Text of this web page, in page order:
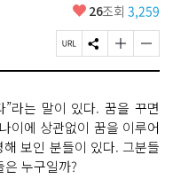
좋
요
26조회 3,259
페
이
R
L
복
사
S
N
유
하
기
글
자
크
게
변
경
글
자
작
게
변
경
라는 말이 있다. 꿈을 꾸면
이에 상관없이 꿈을 이루어
보인 분들이 있다. 그분들
누구일까?